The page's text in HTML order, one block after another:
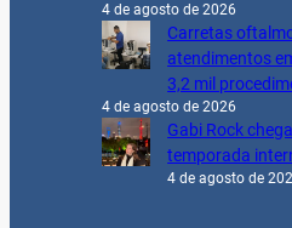
4 de agosto de 2026
Carretas
atendimentos
3,2 mil
4 de agosto de 2026
Gabi Rock
temporada
4 de agosto de